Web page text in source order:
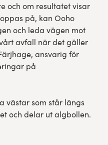
och om resultatet visar
på, kan Ooho
och leda vägen mot
avfall när det gäller
ansvarig för
på
västar som står längs
och delar ut algbollen.